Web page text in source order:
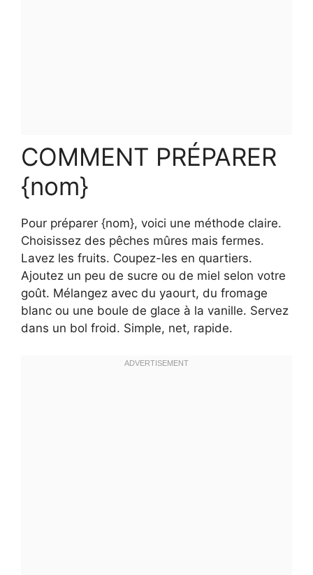
COMMENT PRÉPARER
{nom}
Pour préparer {nom}, voici une méthode claire.
Choisissez des pêches mûres mais fermes.
Lavez les fruits. Coupez-les en quartiers.
Ajoutez un peu de sucre ou de miel selon votre
goût. Mélangez avec du yaourt, du fromage
blanc ou une boule de glace à la vanille. Servez
dans un bol froid. Simple, net, rapide.